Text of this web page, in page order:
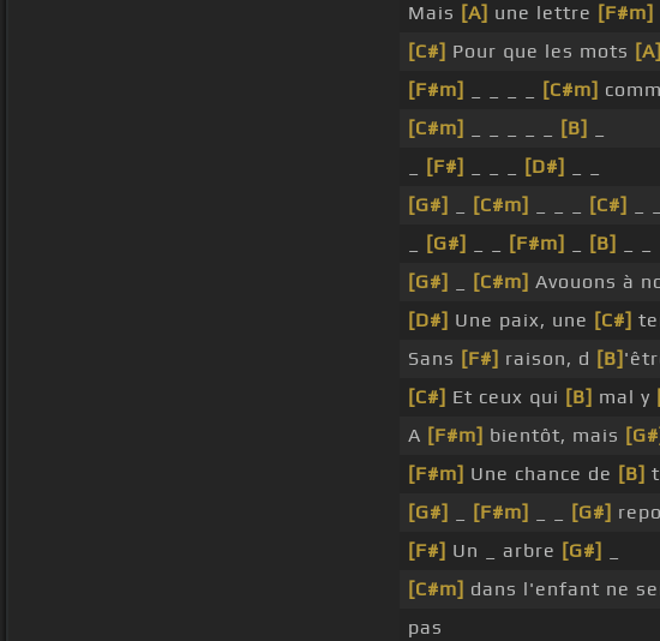
Mais [A] une lettre [F#m]
[C#] Pour que les mots [A]
[F#m]
[C#m]
[C#m]
[B]
[F#] [D#]
[G#]
[C#m] [C#]
[G#] [F#m] [B]
[G#]
[C#m] Avouons à
[D#] Une paix, une [C#]
Sans [F#] raison, d [B]
[C#] Et ceux qui [B] mal y
A [F#m] bientôt, mais
[F#m] Une chance de [B]
[G#]
[F#m] [G#]
[F#] Un _ arbre [G#]
[C#m] dans l'enfant ne
pas